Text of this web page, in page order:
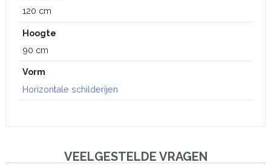
120 cm
Hoogte
90 cm
Vorm
Horizontale schilderijen
VEELGESTELDE VRAGEN